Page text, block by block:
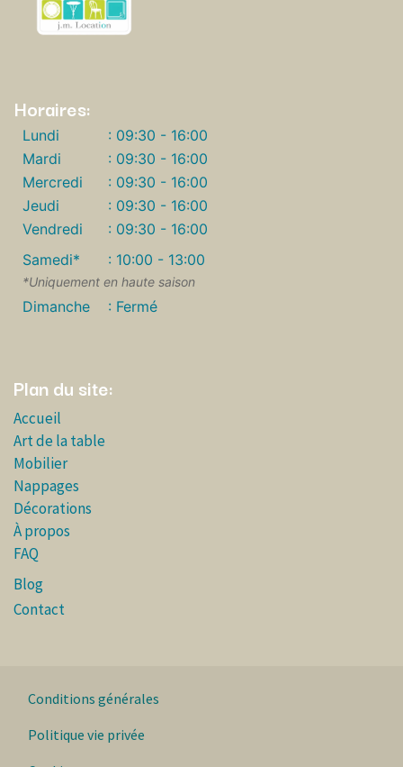
Horaires:
Lundi
: 09:30 - 16:00
Mardi
: 09:30 - 16:00
Mercredi
: 09:30 - 16:00
Jeudi
: 09:30 - 16:00
Vendredi
: 09:30 - 16:00
Samedi*
: 10:00 - 13:00
*Uniquement en haute saison
Dimanche : Fermé
Plan du site:
Accueil
Art de la table
Mobilier
Nappages
Décorations
À propos
FAQ
Blog
Contact
Conditions générales
Politique vie privée